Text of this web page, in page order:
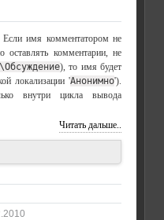
имя комментатором не
оставлять комментарии, не
), то имя будет
локализации 'Анонимно').
внутри цикла вывода
Читать дальше..